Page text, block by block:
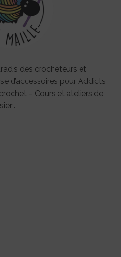
des crocheteurs et
d’accessoires pour Addicts
– Cours et ateliers de